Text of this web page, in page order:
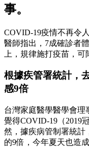
事。
COVID-19疫情不再令
醫師指出，7成確診者
上，規律施打疫苗，
根據疾管署統計，
感9倍
台灣家庭醫學醫學會理
覺得COVID-19（2019
然，據疾病管制署統計
的9倍，今年夏天也造